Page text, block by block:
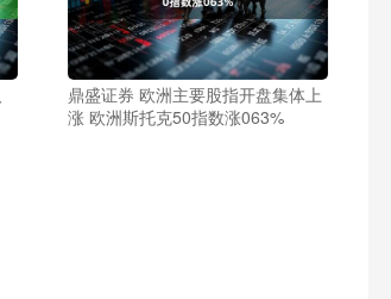
鼎盛证券 欧洲主要股指开盘集体上
涨 欧洲斯托克50指数涨063%